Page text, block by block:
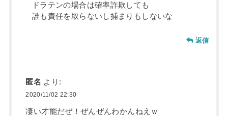
ドラテンの場合は確率詐欺しても
誰も責任を取らないし捕まりもしないな
返信
匿名 より:
2020/11/02 22:30
凄い才能だぜ！ぜんぜんわかんねえｗ